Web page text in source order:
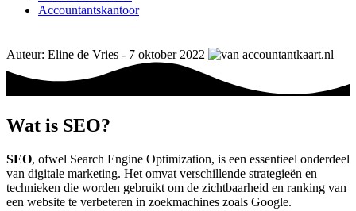
Accountantskantoor
Auteur: Eline de Vries - 7 oktober 2022
Wat is SEO?
SEO, ofwel Search Engine Optimization, is een essentieel onderdeel
van digitale marketing. Het omvat verschillende strategieën en
technieken die worden gebruikt om de zichtbaarheid en ranking van
een website te verbeteren in zoekmachines zoals Google.